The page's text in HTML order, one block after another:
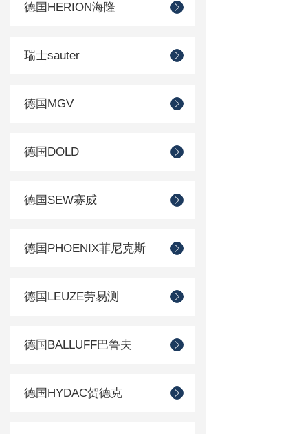
德国HERION海隆
瑞士sauter
德国MGV
德国DOLD
德国SEW赛威
德国PHOENIX菲尼克斯
德国LEUZE劳易测
德国BALLUFF巴鲁夫
德国HYDAC贺德克